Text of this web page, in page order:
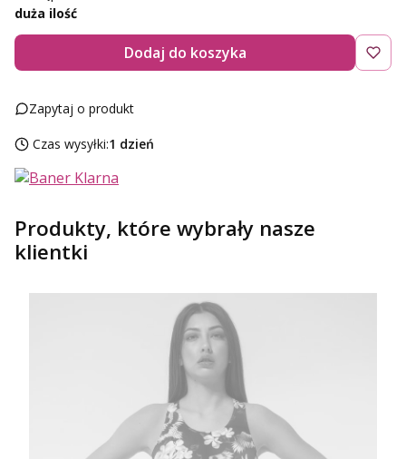
duża ilość
Dodaj do koszyka
Zapytaj o produkt
Czas wysyłki:1 dzień
Produkty, które wybrały nasze
klientki